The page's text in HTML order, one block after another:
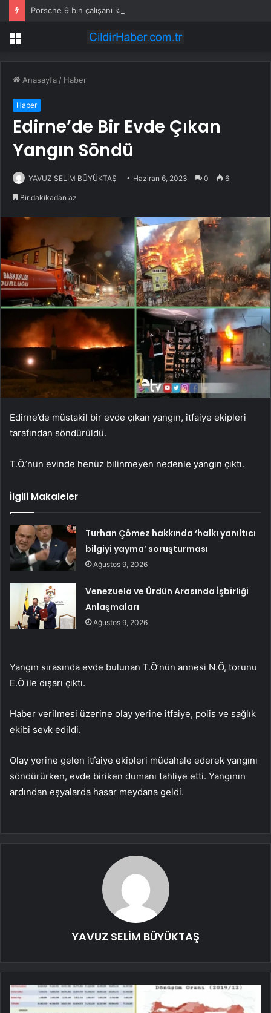
Porsche 9 bin çalışanı kapsayan küçülme planını onayladı
Menü
Anasayfa / Haber
Haber
Edirne’de Bir Evde Çıkan
Yangın Söndü
YAVUZ SELİM BÜYÜKTAŞ Haziran 6, 2023 0 6
Bir dakikadan az
Edirne’de müstakil bir evde çıkan yangın, itfaiye ekipleri
tarafından söndürüldü.
T.Ö.’nün evinde henüz bilinmeyen nedenle yangın çıktı.
İlgili Makaleler
Turhan Çömez hakkında ‘halkı yanıltıcı
bilgiyi yayma’ soruşturması
Ağustos 9, 2026
Venezuela ve Ürdün Arasında İşbirliği
Anlaşmaları
Ağustos 9, 2026
Yangın sırasında evde bulunan T.Ö’nün annesi N.Ö, torunu
E.Ö ile dışarı çıktı.
Haber verilmesi üzerine olay yerine itfaiye, polis ve sağlık
ekibi sevk edildi.
Olay yerine gelen itfaiye ekipleri müdahale ederek yangını
söndürürken, evde biriken dumanı tahliye etti. Yangının
ardından eşyalarda hasar meydana geldi.
YAVUZ SELİM BÜYÜKTAŞ